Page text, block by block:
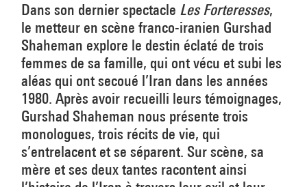
Dans son dernier spectacle Les Forteresses,
le metteur en scène franco-iranien Gurshad
Shaheman explore le destin éclaté de trois
femmes de sa famille, qui ont vécu et subi les
aléas qui ont secoué l’Iran dans les années
1980. Après avoir recueilli leurs témoignages,
Gurshad Shaheman nous présente trois
monologues, trois récits de vie, qui
s’entrelacent et se séparent. Sur scène, sa
mère et ses deux tantes racontent ainsi